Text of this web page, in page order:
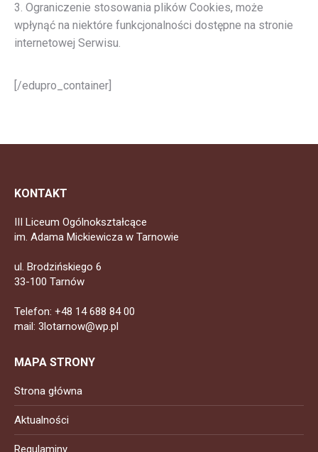
3. Ograniczenie stosowania plików Cookies, może
wpłynąć na niektóre funkcjonalności dostępne na stronie
internetowej Serwisu.
[/edupro_container]
KONTAKT
III Liceum Ogólnokształcące
im. Adama Mickiewicza w Tarnowie
ul. Brodzińskiego 6
33-100 Tarnów
Telefon: +48 14 688 84 00
mail: 3lotarnow@wp.pl
MAPA STRONY
Strona główna
Aktualności
Regulaminy